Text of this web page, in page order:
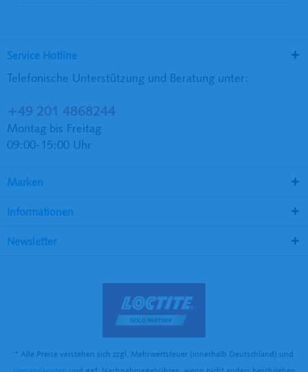
Service Hotline
Telefonische Unterstützung und Beratung unter:
+49 201 4868244
Montag bis Freitag
09:00-15:00 Uhr
Marken
Informationen
Newsletter
* Alle Preise verstehen sich zzgl. Mehrwertsteuer (innerhalb Deutschland) und